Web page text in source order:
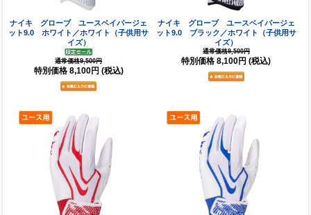
ナイキ グローブ ユースベイパージェ
ット9.0 ホワイト／ホワイト（子供用サ
イズ）
通常価格9,500円
特別価格 8,100円 (税込)
ナイキ グローブ ユースベイパージェ
ット9.0 ブラック／ホワイト（子供用サ
イズ）
通常価格9,500円
特別価格 8,100円 (税込)